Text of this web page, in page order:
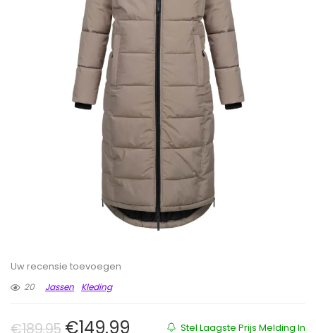
Uw recensie toevoegen
20
Jassen Kleding
Stel Laagste Prijs Melding In
€189.95 Oorspronkelijke prijs was:
€149.99 Huidige prijs is: €149.99.